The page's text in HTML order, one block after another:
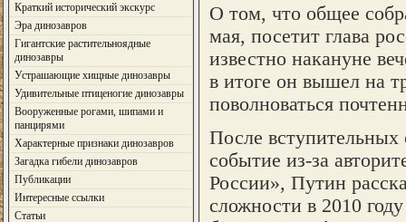
Краткий исторический экскурс
Эра динозавров
Гигантские растительноядные
динозавры
Устрашающие хищные динозавры
Удивительные птиценогие динозавры
Вооруженные рогами, шипами и
панцирями
Характерные признаки динозавров
Загадка гибели динозавров
Публикации
Интересные ссылки
Статьи
О том, что общее
мая, посетит глава
известно накануне
в итоге он вышел на
поволноваться
После
событие из-за
России», Путин
сложности в 2010